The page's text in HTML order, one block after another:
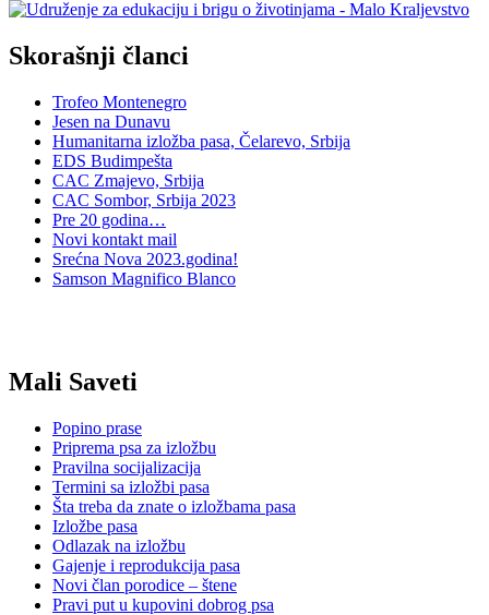
Skorašnji članci
Trofeo Montenegro
Jesen na Dunavu
Humanitarna izložba pasa, Čelarevo, Srbija
EDS Budimpešta
CAC Zmajevo, Srbija
CAC Sombor, Srbija 2023
Pre 20 godina…
Novi kontakt mail
Srećna Nova 2023.godina!
Samson Magnifico Blanco
Mali Saveti
Popino prase
Priprema psa za izložbu
Pravilna socijalizacija
Termini sa izložbi pasa
Šta treba da znate o izložbama pasa
Izložbe pasa
Odlazak na izložbu
Gajenje i reprodukcija pasa
Novi član porodice – štene
Pravi put u kupovini dobrog psa